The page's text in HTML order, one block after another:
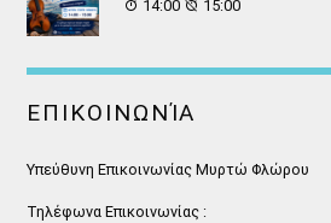
14:00
15:00
ΕΠΙΚΟΙΝΩΝΊΑ
Υπεύθυνη Επικοινωνίας Μυρτώ Φλώρου
Τηλέφωνα Επικοινωνίας :